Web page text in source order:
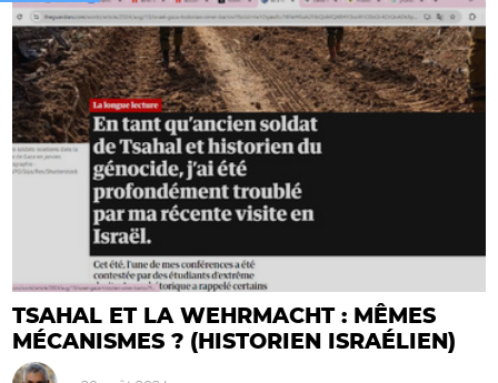
TSAHAL ET LA WEHRMACHT : MÊMES
MÉCANISMES ? (HISTORIEN ISRAÉLIEN)